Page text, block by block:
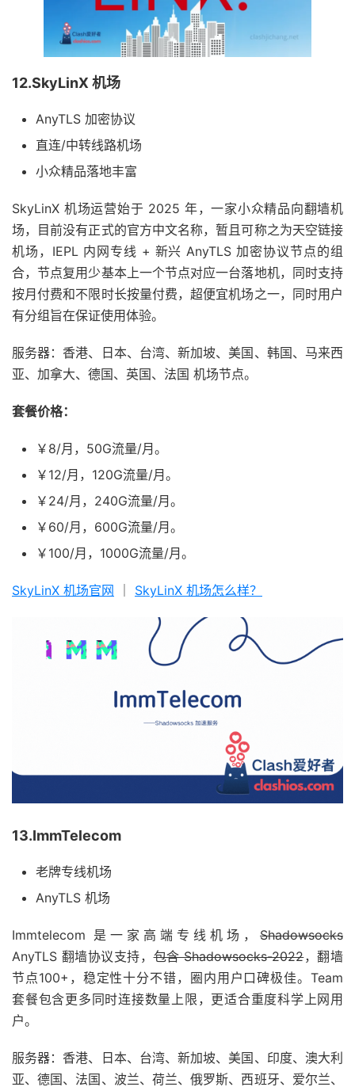
12.SkyLinX 机场
AnyTLS 加密协议
直连/中转线路机场
小众精品落地丰富
SkyLinX 机场运营始于 2025 年，一家小众精品向翻墙机
场，目前没有正式的官方中文名称，暂且可称之为天空链接
机场，IEPL 内网专线 + 新兴 AnyTLS 加密协议节点的组
合，节点复用少基本上一个节点对应一台落地机，同时支持
按月付费和不限时长按量付费，超便宜机场之一，同时用户
有分组旨在保证使用体验。
服务器：香港、日本、台湾、新加坡、美国、韩国、马来西
亚、加拿大、德国、英国、法国 机场节点。
套餐价格：
￥8/月，50G流量/月。
￥12/月，120G流量/月。
￥24/月，240G流量/月。
￥60/月，600G流量/月。
￥100/月，1000G流量/月。
SkyLinX 机场官网 SkyLinX 机场怎么样？
13.ImmTelecom
老牌专线机场
AnyTLS 机场
Immtelecom 是一家高端专线机场， Shadowsocks
AnyTLS 翻墙协议支持，包含 Shadowsocks-2022，翻墙
节点100+，稳定性十分不错，圈内用户口碑极佳。Team
套餐包含更多同时连接数量上限，更适合重度科学上网用
户。
服务器：香港、日本、台湾、新加坡、美国、印度、澳大利
亚、德国、法国、波兰、荷兰、俄罗斯、西班牙、爱尔兰、